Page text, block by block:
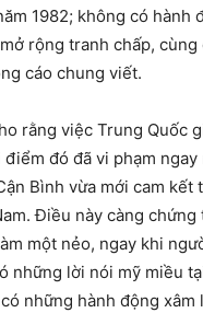
1982; không có hành
rộng tranh chấp, cùng
cáo chung viết.
rằng việc Trung Quốc
điểm đó đã vi phạm
Bình vừa mới cam kết
Điều này càng chứng
một nẻo, ngay khi
những lời nói mỹ miều
những hành động xâm